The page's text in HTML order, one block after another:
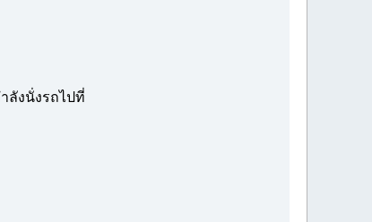
งนั่งรถไปที่